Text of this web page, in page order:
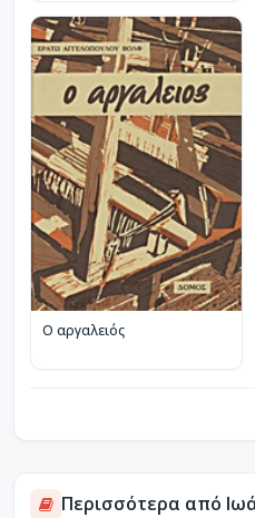
Ο αργαλειός
Περισσότερα από